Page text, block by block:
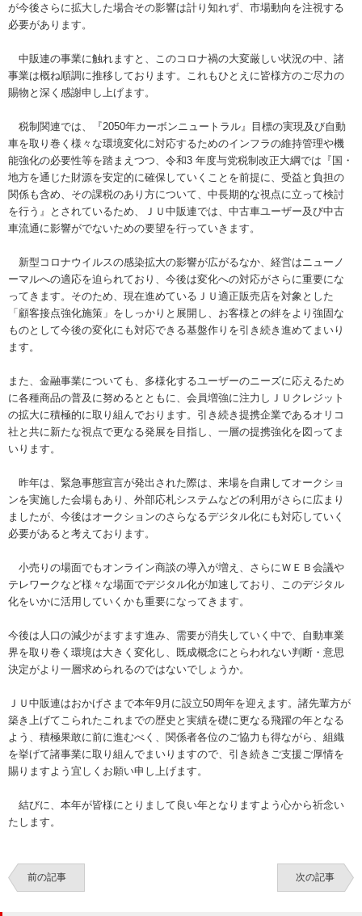
が今後さらに拡大した場合その影響は計り知れず、市場動向を注視する
必要があります。
中販連の事業に触れますと、このコロナ禍の大変厳しい状況の中、諸
事業は概ね順調に推移しております。これもひとえに皆様方のご尽力の
賜物と深く感謝申し上げます。
税制関連では、『2050年カーボンニュートラル』目標の実現及び自動
車を取り巻く様々な環境変化に対応するためのインフラの維持管理や機
能強化の必要性等を踏まえつつ、令和3 年度与党税制改正大綱では『国・
地方を通じた財源を安定的に確保していくことを前提に、受益と負担の
関係も含め、その課税のあり方について、中長期的な視点に立って検討
を行う』とされているため、ＪＵ中販連では、中古車ユーザー及び中古
車流通に影響がでないための要望を行っていきます。
新型コロナウイルスの感染拡大の影響が広がるなか、経営はニューノ
ーマルへの適応を迫られており、今後は変化への対応がさらに重要にな
ってきます。そのため、現在進めているＪＵ適正販売店を対象とした
「顧客接点強化施策」をしっかりと展開し、お客様との絆をより強固な
ものとして今後の変化にも対応できる基盤作りを引き続き進めてまいり
ます。
また、金融事業についても、多様化するユーザーのニーズに応えるため
に各種商品の普及に努めるとともに、会員増強に注力しＪＵクレジット
の拡大に積極的に取り組んでおります。引き続き提携企業であるオリコ
社と共に新たな視点で更なる発展を目指し、一層の提携強化を図ってま
いります。
昨年は、緊急事態宣言が発出された際は、来場を自粛してオークショ
ンを実施した会場もあり、外部応札システムなどの利用がさらに広まり
ましたが、今後はオークションのさらなるデジタル化にも対応していく
必要があると考えております。
小売りの場面でもオンライン商談の導入が増え、さらにＷＥＢ会議や
テレワークなど様々な場面でデジタル化が加速しており、このデジタル
化をいかに活用していくかも重要になってきます。
今後は人口の減少がますます進み、需要が消失していく中で、自動車業
界を取り巻く環境は大きく変化し、既成概念にとらわれない判断・意思
決定がより一層求められるのではないでしょうか。
ＪＵ中販連はおかげさまで本年9月に設立50周年を迎えます。諸先輩方が
築き上げてこられたこれまでの歴史と実績を礎に更なる飛躍の年となる
よう、積極果敢に前に進むべく、関係者各位のご協力も得ながら、組織
を挙げて諸事業に取り組んでまいりますので、引き続きご支援ご厚情を
賜りますよう宜しくお願い申し上げます。
結びに、本年が皆様にとりまして良い年となりますよう心から祈念い
たします。
前の記事 次の記事